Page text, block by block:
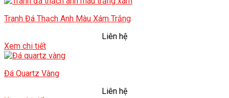
Tranh Đá Thạch Anh Màu Xám Trắng
Liên hệ
Xem chi tiết
Đá Quartz Vàng
Liên hệ